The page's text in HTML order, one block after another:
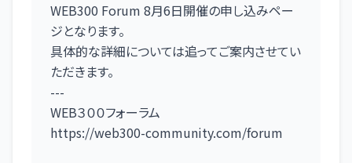
WEB300 Forum 8月6日開催の申し込みペー
ジとなります。
具体的な詳細については追ってご案内させてい
ただきます。
---
WEB３００フォーラム
https://web300-community.com/forum